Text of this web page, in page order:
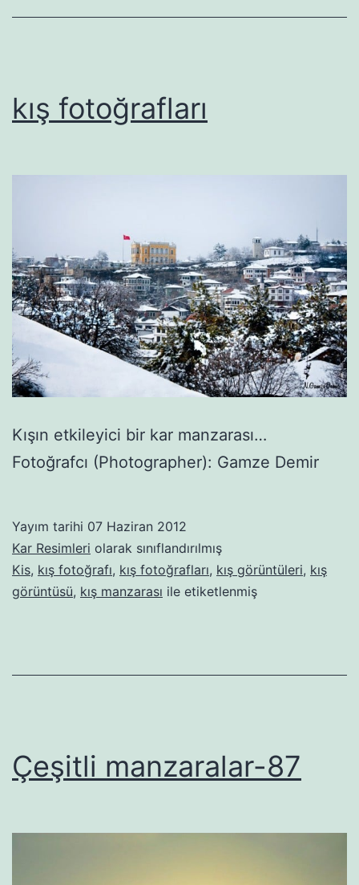
kış fotoğrafları
Kışın etkileyici bir kar manzarası…
Fotoğrafcı (Photographer): Gamze Demir
Yayım tarihi 07 Haziran 2012
Kar Resimleri olarak sınıflandırılmış
Kis, kış fotoğrafı, kış fotoğrafları, kış görüntüleri, kış
görüntüsü, kış manzarası ile etiketlenmiş
Çeşitli manzaralar-87